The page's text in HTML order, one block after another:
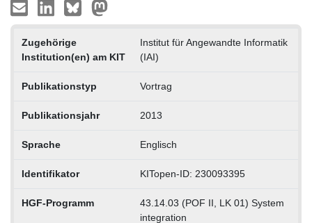
Zugehörige
Institution(en) am KIT
Institut für Angewandte Informatik
(IAI)
Publikationstyp Vortrag
Publikationsjahr 2013
Sprache Englisch
Identifikator KITopen-ID: 230093395
HGF-Programm
43.14.03 (POF II, LK 01) System
integration